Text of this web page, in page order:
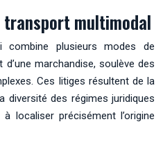
transport multimodal
combine plusieurs modes de
marchandise, soulève des
Ces litiges résultent de la
diversité des régimes juridiques
localiser précisément l’origine